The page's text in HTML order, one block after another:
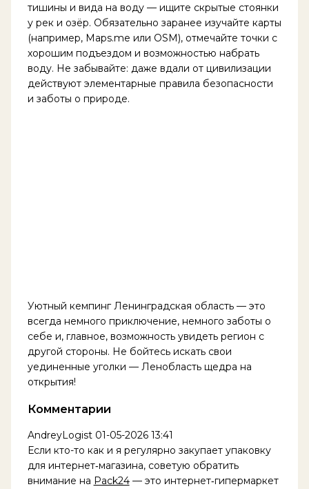
тишины и вида на воду — ищите скрытые стоянки
у рек и озёр. Обязательно заранее изучайте карты
(например, Maps.me или OSM), отмечайте точки с
хорошим подъездом и возможностью набрать
воду. Не забывайте: даже вдали от цивилизации
действуют элементарные правила безопасности
и заботы о природе.
Уютный кемпинг Ленинградская область — это
всегда немного приключение, немного заботы о
себе и, главное, возможность увидеть регион с
другой стороны. Не бойтесь искать свои
уединенные уголки — Ленобласть щедра на
открытия!
Комментарии
AndreyLogist 01-05-2026 13:41
Если кто-то как и я регулярно закупает упаковку
для интернет‑магазина, советую обратить
внимание на Pack24— это интернет‑гипермаркет